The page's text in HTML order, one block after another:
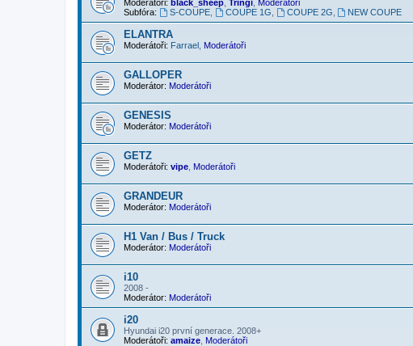
Moderátoři: black_sheep Tringi Moderátoři
Subfóra:
S-COUPE, COUPE 1G COUPE 2G NEW COUPE
ELANTRA
Moderátoři: Farrael Moderátoři
GALLOPER
Moderátor: Moderátoři
GENESIS
Moderátor: Moderátoři
GETZ
Moderátoři: vipe Moderátoři
GRANDEUR
Moderátor: Moderátoři
H1 Van / Bus / Truck
Moderátor: Moderátoři
i10
2008 -
Moderátor: Moderátoři
i20
Hyundai i20 první generace. 2008+
Moderátoři: amaize Moderátoři